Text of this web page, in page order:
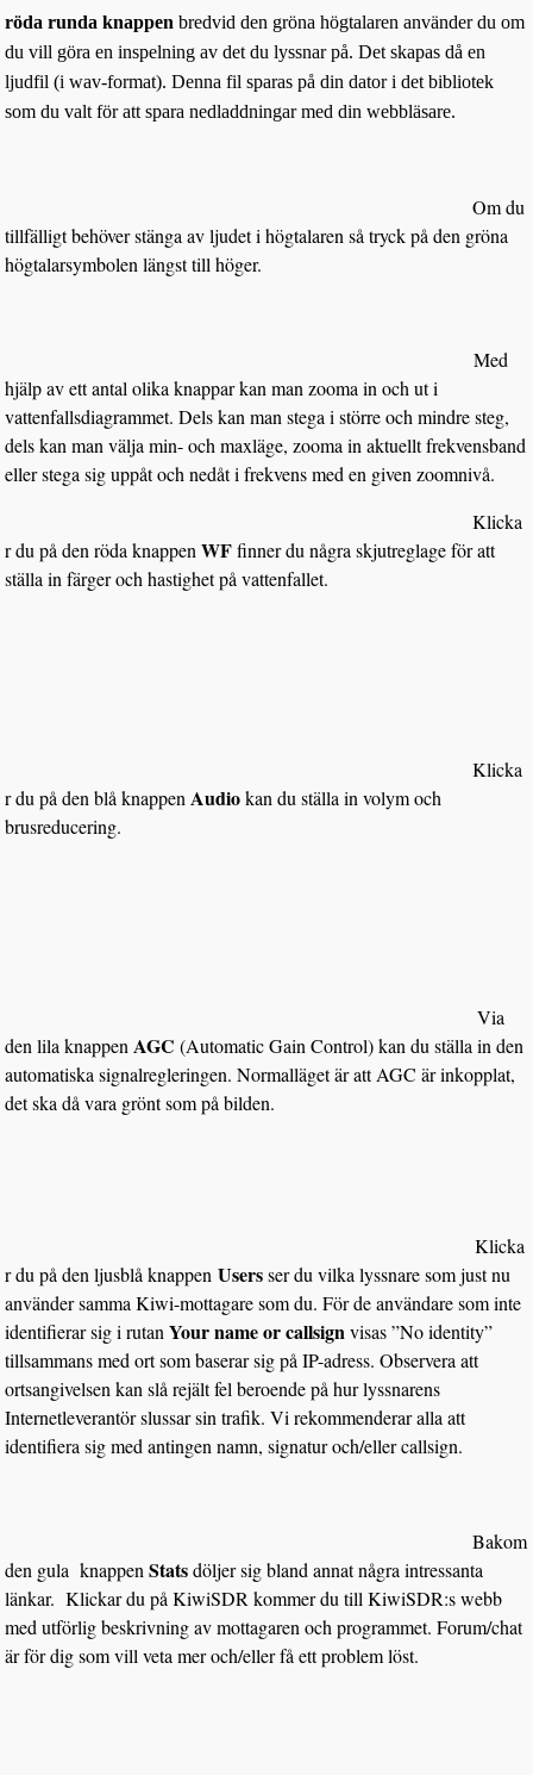
röda runda knappen bredvid den gröna högtalaren använder du om
du vill göra en inspelning av det du lyssnar på. Det skapas då en
ljudfil (i wav-format). Denna fil sparas på din dator i det bibliotek
som du valt för att spara nedladdningar med din webbläsare.
Om du
tillfälligt behöver stänga av ljudet i högtalaren så tryck på den gröna
högtalarsymbolen längst till höger.
Med
hjälp av ett antal olika knappar kan man zooma in och ut i
vattenfallsdiagrammet. Dels kan man stega i större och mindre steg,
dels kan man välja min- och maxläge, zooma in aktuellt frekvensband
eller stega sig uppåt och nedåt i frekvens med en given zoomnivå.
Klicka
r du på den röda knappenWFfinner du några skjutreglage för att
ställa in färger och hastighet på vattenfallet.
Klicka
r du på den blå knappen Audiokan du ställa in volym och
brusreducering.
Via
den lila knappen AGC (Automatic Gain Control) kan du ställa in den
automatiska signalregleringen. Normalläget är att AGC är inkopplat,
det ska då vara grönt som på bilden.
Klicka
r du på den ljusblå knappenUsersser du vilka lyssnare som just nu
använder samma Kiwi-mottagare som du. För de användare som inte
identifierar sig i rutanYour name or callsignvisas ”No identity”
tillsammans med ort som baserar sig på IP-adress. Observera att
ortsangivelsen kan slå rejält fel beroende på hur lyssnarens
Internetleverantör slussar sin trafik. Vi rekommenderar alla att
identifiera sig med antingen namn, signatur och/eller callsign.
Bakom
den gula knappenStatsdöljer sig bland annat några intressanta
länkar. Klickar du på KiwiSDR kommer du till KiwiSDR:s webb
med utförlig beskrivning av mottagaren och programmet. Forum/chat
är för dig som vill veta mer och/eller få ett problem löst.